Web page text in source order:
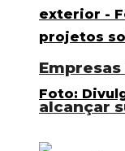
alcançar